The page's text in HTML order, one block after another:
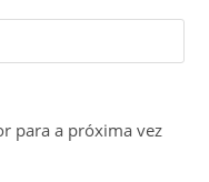
para a próxima vez